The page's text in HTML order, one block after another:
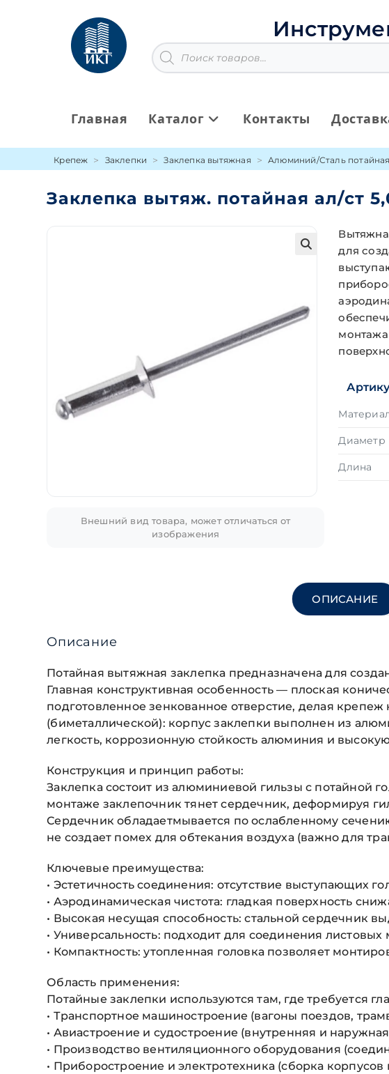
содержимому
Поиск
товаров
Главная Каталог Контакты
Крепеж Заклепки Заклепка вытяжная Алюминий/Сталь потайная
Заклепка вытяж. потайная ал/ст
Внешний вид товара, может отличаться от
изображения
для
монтажа
Диаметр
Длина
ОПИСАНИЕ
Описание
Потайная вытяжная заклепка предназначена для
Главная конструктивная особенность — плоская
подготовленное зенкованное отверстие, делая
(биметаллической): корпус заклепки выполнен из
легкость, коррозионную стойкость алюминия и
Конструкция и принцип работы:
Заклепка состоит из алюминиевой гильзы с потайной
монтаже заклепочник тянет сердечник, деформируя
Сердечник обладаетмывается по ослабленному
не создает помех для обтекания воздуха (важно для
Ключевые преимущества:
• Эстетичность соединения: отсутствие выступающих
• Аэродинамическая чистота: гладкая поверхность
• Высокая несущая способность: стальной сердечник
• Универсальность: подходит для соединения
• Компактность: утопленная головка позволяет
Область применения:
Потайные заклепки используются там, где требуется
• Транспортное машиностроение (вагоны поездов,
• Авиастроение и судостроение (внутренняя и
• Производство вентиляционного оборудования
• Приборостроение и электротехника (сборка